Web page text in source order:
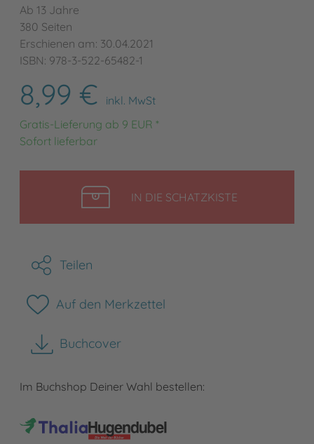
Ab 13 Jahre
380 Seiten
Erschienen am: 30.04.2021
ISBN: 978-3-522-65482-1
8,99 €
inkl. MwSt
Gratis-Lieferung ab 9 EUR *
Sofort lieferbar
IN DIE SCHATZKISTELEGEN
Teilen
Auf den Merkzettel
Buchcover
herunterladen
Im Buchshop Deiner Wahl bestellen: